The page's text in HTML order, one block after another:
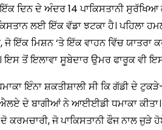
ਦਿਨ ਦੇ ਅੰਦਰ 14 ਪਾਕਿਸਤਾਨੀ
ਲਈ ਇੱਕ ਵੱਡਾ ਝਟਕਾ ਹੈ। ਪਹਿਲਾ
ਜੋ ਇੱਕ ਮਿਸ਼ਨ ‘ਤੇ ਇੱਕ ਵਾਹਨ ਵਿੱਚ
ਇਸ ਤੋਂ ਇਲਾਵਾ ਸੂਬੇਦਾਰ ਉਮਰ ਫਾਰੂਕ ਵੀ
ਇੰਨਾ ਸ਼ਕਤੀਸ਼ਾਲੀ ਸੀ ਕਿ ਗੱਡੀ ਦੇ
ਦੇ ਬਾਗੀਆਂ ਨੇ ਆਈਈਡੀ ਧਮਾਕਾ
ਜੋ ਪਾਕਿਸਤਾਨੀ ਫੌਜ ਨਾਲ ਜੁੜੇ